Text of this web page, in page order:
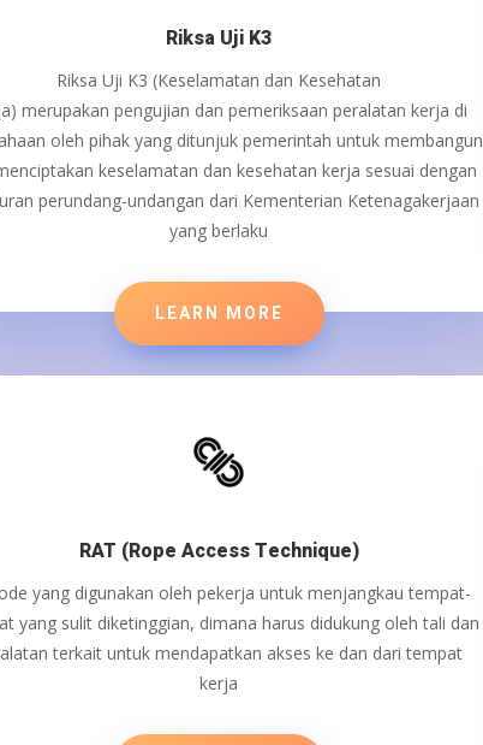
Riksa Uji K3
Riksa Uji K3 (Keselamatan dan Kesehatan
merupakan pengujian dan pemeriksaan peralatan kerja di
oleh pihak yang ditunjuk pemerintah untuk membangun
keselamatan dan kesehatan kerja sesuai dengan
perundang-undangan dari Kementerian Ketenagakerjaan
yang berlaku
LEARN MORE
RAT (Rope Access Technique)
yang digunakan oleh pekerja untuk menjangkau tempat-
yang sulit diketinggian, dimana harus didukung oleh tali dan
terkait untuk mendapatkan akses ke dan dari tempat
kerja